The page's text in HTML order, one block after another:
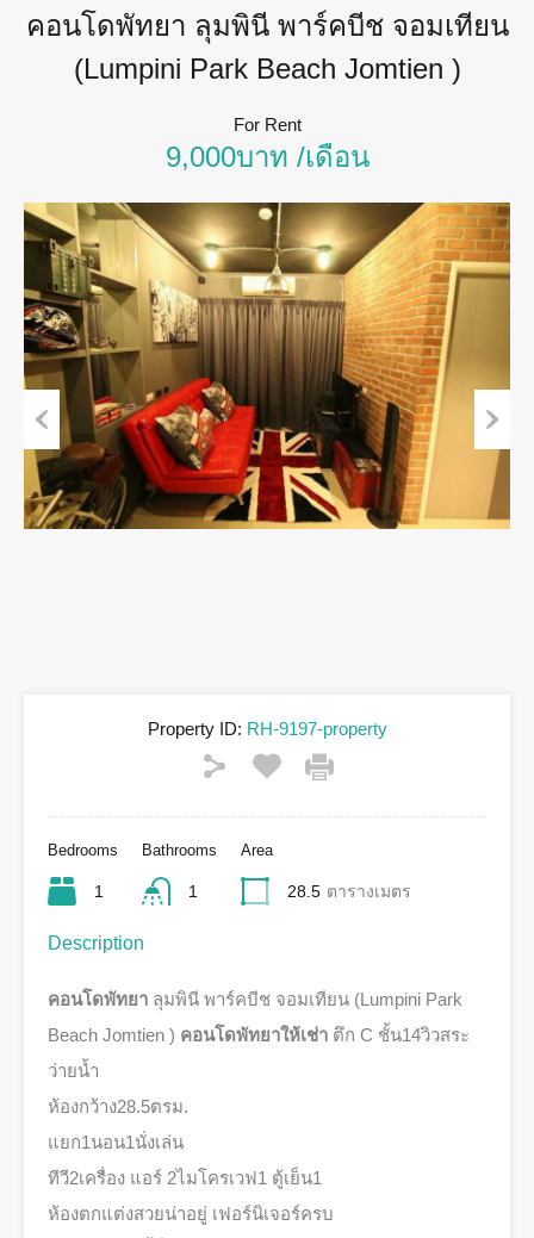
คอนโดพัทยา ลุมพินี พาร์คบีช จอมเทียน
(Lumpini Park Beach Jomtien )
For Rent
9,000บาท /เดือน
Previous Next
Property ID: RH-9197-property
Bedrooms
1
Bathrooms
1
Area
28.5 ตารางเมตร
Description
คอนโดพัทยา ลุมพินี พาร์คบีช จอมเทียน (Lumpini Park
Beach Jomtien ) คอนโดพัทยาให้เช่า ตึก C ชั้น14วิวสระ
ว่ายน้ำ
ห้องกว้าง28.5ตรม.
แยก1นอน1นั่งเล่น
ทีวี2เครื่อง แอร์ 2ไมโครเวฟ1 ตู้เย็น1
ห้องตกแต่งสวยน่าอยู่ เฟอร์นิเจอร์ครบ